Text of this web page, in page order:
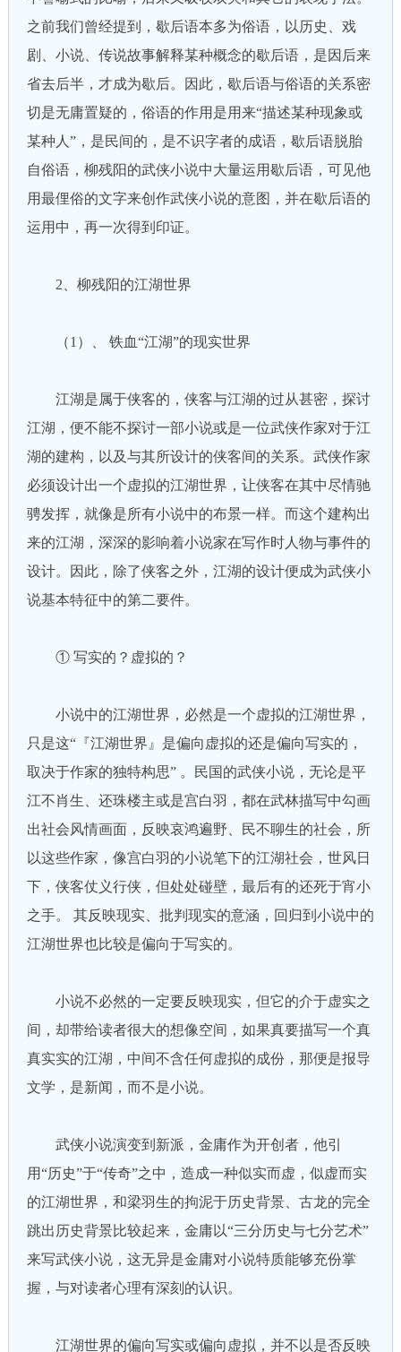
之前我们曾经提到，歇后语本多为俗语，以历史、戏
剧、小说、传说故事解释某种概念的歇后语，是因后来
省去后半，才成为歇后。因此，歇后语与俗语的关系密
切是无庸置疑的，俗语的作用是用来“描述某种现象或
某种人”，是民间的，是不识字者的成语，歇后语脱胎
自俗语，柳残阳的武侠小说中大量运用歇后语，可见他
用最俚俗的文字来创作武侠小说的意图，并在歇后语的
运用中，再一次得到印证。
2、柳残阳的江湖世界
（1）、 铁血“江湖”的现实世界
江湖是属于侠客的，侠客与江湖的过从甚密，探讨
江湖，便不能不探讨一部小说或是一位武侠作家对于江
湖的建构，以及与其所设计的侠客间的关系。武侠作家
必须设计出一个虚拟的江湖世界，让侠客在其中尽情驰
骋发挥，就像是所有小说中的布景一样。而这个建构出
来的江湖，深深的影响着小说家在写作时人物与事件的
设计。因此，除了侠客之外，江湖的设计便成为武侠小
说基本特征中的第二要件。
① 写实的？虚拟的？
小说中的江湖世界，必然是一个虚拟的江湖世界，
只是这“『江湖世界』是偏向虚拟的还是偏向写实的，
取决于作家的独特构思” 。民国的武侠小说，无论是平
江不肖生、还珠楼主或是宫白羽，都在武林描写中勾画
出社会风情画面，反映哀鸿遍野、民不聊生的社会，所
以这些作家，像宫白羽的小说笔下的江湖社会，世风日
下，侠客仗义行侠，但处处碰壁，最后有的还死于宵小
之手。 其反映现实、批判现实的意涵，回归到小说中的
江湖世界也比较是偏向于写实的。
小说不必然的一定要反映现实，但它的介于虚实之
间，却带给读者很大的想像空间，如果真要描写一个真
真实实的江湖，中间不含任何虚拟的成份，那便是报导
文学，是新闻，而不是小说。
武侠小说演变到新派，金庸作为开创者，他引
用“历史”于“传奇”之中，造成一种似实而虚，似虚而实
的江湖世界，和梁羽生的拘泥于历史背景、古龙的完全
跳出历史背景比较起来，金庸以“三分历史与七分艺术”
来写武侠小说，这无异是金庸对小说特质能够充份掌
握，与对读者心理有深刻的认识。
江湖世界的偏向写实或偏向虚拟，并不以是否反映